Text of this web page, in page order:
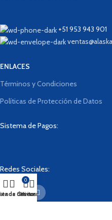
+51 953 943 901
ENLACES
Términos y Condiciones
Políticas de Protección de Datos
Sistema de Pagos:
Redes Sociales:
de deseos
0
Carrito
Mi cuenta